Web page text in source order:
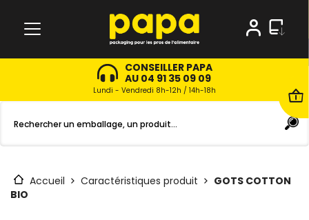
CONSEILLER PAPA
AU 04 91 35 09 09
Lundi - Vendredi 8h-12h / 14h-18h
Accueil Caractéristiques produit
GOTS COTTON
BIO